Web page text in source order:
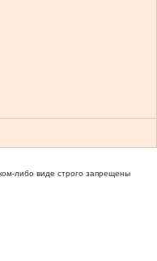
либо виде строго запрещены